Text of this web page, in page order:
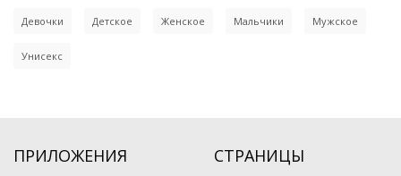
Девочки Детское Женское Мальчики Мужское
Унисекс
ПРИЛОЖЕНИЯ СТРАНИЦЫ